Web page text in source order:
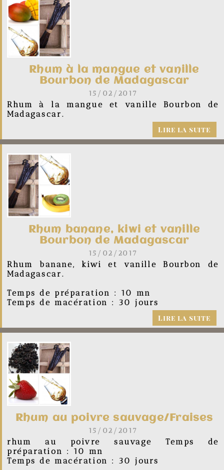
Rhum à la mangue et vanille
Bourbon de Madagascar
15/02/2017
Rhum à la mangue et vanille Bourbon de
Madagascar.
Lire la suite
Rhum banane, kiwi et vanille
Bourbon de Madagascar
15/02/2017
Rhum banane, kiwi et vanille Bourbon de
Madagascar.
Temps de préparation : 10 mn
Temps de macération : 30 jours
Lire la suite
Rhum au poivre sauvage/Fraises
15/02/2017
rhum au poivre sauvage Temps de
préparation : 10 mn
Temps de macération : 30 jours